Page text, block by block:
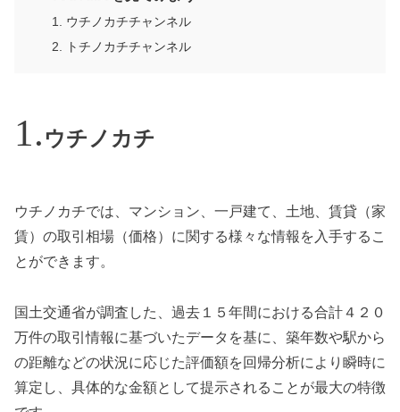
ウチノカチチャンネル
トチノカチチャンネル
ウチノカチ
ウチノカチでは、マンション、一戸建て、土地、賃貸（家
賃）の取引相場（価格）に関する様々な情報を入手するこ
とができます。
国土交通省が調査した、過去１５年間における合計４２０
万件の取引情報に基づいたデータを基に、築年数や駅から
の距離などの状況に応じた評価額を回帰分析により瞬時に
算定し、具体的な金額として提示されることが最大の特徴